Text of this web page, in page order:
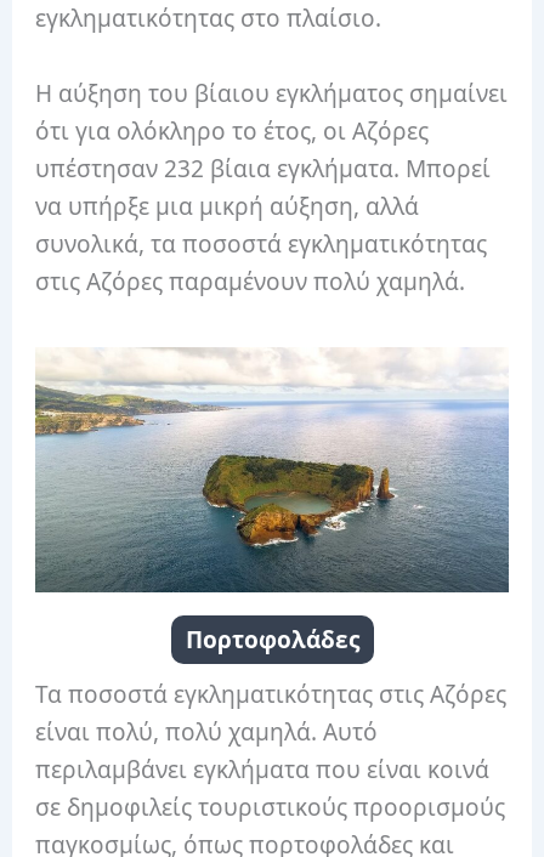
εγκληματικότητας στο πλαίσιο.
Η αύξηση του βίαιου εγκλήματος σημαίνει
ότι για ολόκληρο το έτος, οι Αζόρες
υπέστησαν 232 βίαια εγκλήματα. Μπορεί
να υπήρξε μια μικρή αύξηση, αλλά
συνολικά, τα ποσοστά εγκληματικότητας
στις Αζόρες παραμένουν πολύ χαμηλά.
Πορτοφολάδες
Τα ποσοστά εγκληματικότητας στις Αζόρες
είναι πολύ, πολύ χαμηλά. Αυτό
περιλαμβάνει εγκλήματα που είναι κοινά
σε δημοφιλείς τουριστικούς προορισμούς
παγκοσμίως, όπως πορτοφολάδες και